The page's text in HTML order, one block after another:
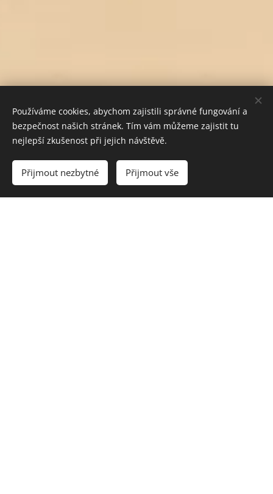
Do košíku
Používáme cookies, abychom zajistili správné fungování a
bezpečnost našich stránek. Tím vám můžeme zajistit tu
nejlepší zkušenost při jejich návštěvě.
Přijmout nezbytné Přijmout vše